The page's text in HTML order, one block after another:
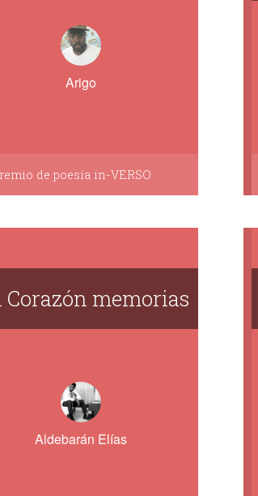
Arigo
de poesía in-VERSO
Corazón memorias
Aldebarán Elías